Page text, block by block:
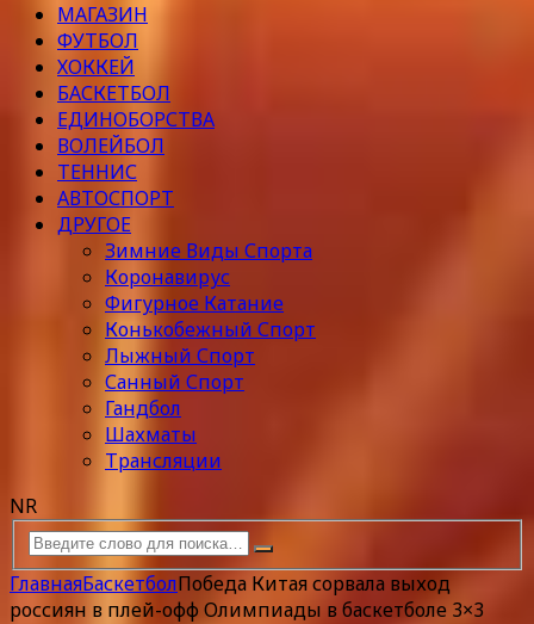
МАГАЗИН
ФУТБОЛ
ХОККЕЙ
БАСКЕТБОЛ
ЕДИНОБОРСТВА
ВОЛЕЙБОЛ
ТЕННИС
АВТОСПОРТ
ДРУГОЕ
Зимние Виды Спорта
Коронавирус
Фигурное Катание
Конькобежный Спорт
Лыжный Спорт
Санный Спорт
Гандбол
Шахматы
Трансляции
NR
ГлавнаяБаскетболПобеда Китая сорвала выход
россиян в плей-офф Олимпиады в баскетболе 3×3